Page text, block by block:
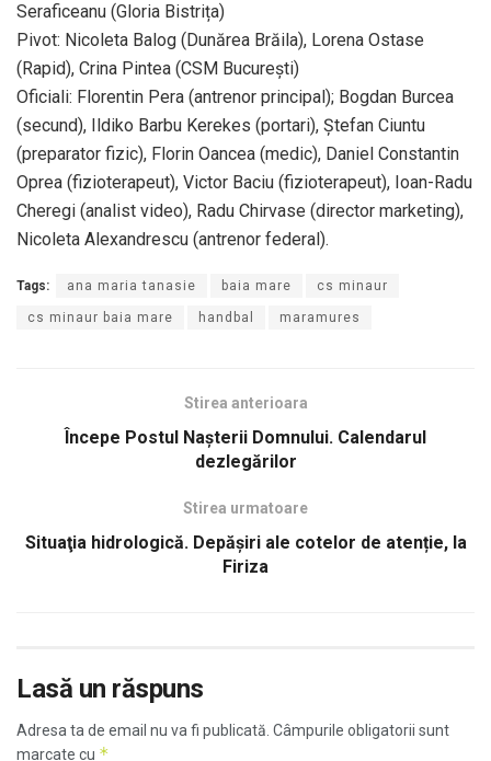
Seraficeanu (Gloria Bistrița)
Pivot: Nicoleta Balog (Dunărea Brăila), Lorena Ostase
(Rapid), Crina Pintea (CSM București)
Oficiali: Florentin Pera (antrenor principal); Bogdan Burcea
(secund), Ildiko Barbu Kerekes (portari), Ștefan Ciuntu
(preparator fizic), Florin Oancea (medic), Daniel Constantin
Oprea (fizioterapeut), Victor Baciu (fizioterapeut), Ioan-Radu
Cheregi (analist video), Radu Chirvase (director marketing),
Nicoleta Alexandrescu (antrenor federal).
Tags: ana maria tanasie baia mare cs minaur
cs minaur baia mare handbal maramures
Stirea anterioara
Începe Postul Naşterii Domnului. Calendarul
dezlegărilor
Stirea urmatoare
Situaţia hidrologică. Depăşiri ale cotelor de atenție, la
Firiza
Lasă un răspuns
Adresa ta de email nu va fi publicată. Câmpurile obligatorii sunt
marcate cu *